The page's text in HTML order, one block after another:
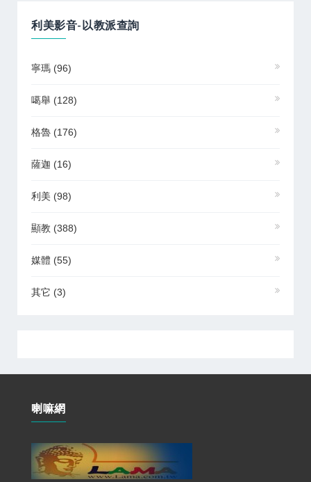
利美影音-以教派查詢
寧瑪 (96)
噶舉 (128)
格魯 (176)
薩迦 (16)
利美 (98)
顯教 (388)
媒體 (55)
其它 (3)
喇嘛網